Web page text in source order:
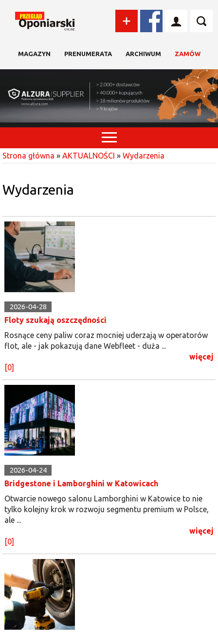
MAGAZYN PRENUMERATA ARCHIWUM ZAMÓW
Strona główna » AKTUALNOŚCI » Wydarzenia
Wydarzenia
2026-04-28
Floty szukają oszczędności
Rosnące ceny paliw coraz mocniej uderzają w operatorów
flot, ale - jak pokazują dane Webfleet - duża ...
więcej
[0]
2026-04-24
Bridgestone i Lamborghini w Katowicach
Otwarcie nowego salonu Lamborghini w Katowice to nie
tylko kolejny krok w rozwoju segmentu premium w Polsce,
ale ...
więcej
[0]